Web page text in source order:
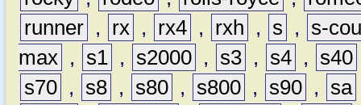
runner , rx , rx4 , rxh , s ,
s-
max , s1 , s2000 , s3 , s4 , s40
s70 , s8 , s80 , s800 , s90 , sa